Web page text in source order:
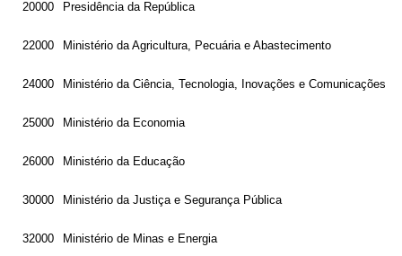
20000 Presidência da República
22000 Ministério da Agricultura, Pecuária e Abastecimento
24000 Ministério da Ciência, Tecnologia, Inovações e Comunicações
25000 Ministério da Economia
26000 Ministério da Educação
30000 Ministério da Justiça e Segurança Pública
32000 Ministério de Minas e Energia